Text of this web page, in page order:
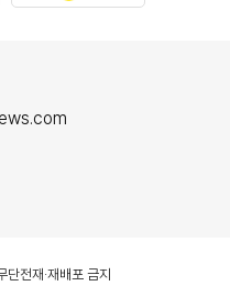
전재·재배포 금지